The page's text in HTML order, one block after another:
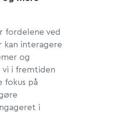
fordelene ved
kan interagere
og
vi i fremtiden
fokus på
i